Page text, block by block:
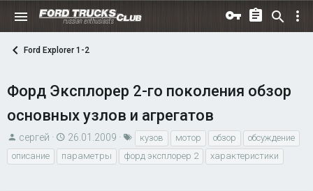
Ford Explorer 1-2
Форд Эксплорер 2-го поколения обзор
основных узлов и агрегатов
А
в
т
сергей
Д
а
т
26.01.2009
е
г
кузов мотор обзор
обсуждение
описание
параметры форд эксплорер 2 характеристики